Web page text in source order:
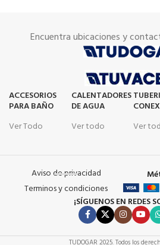
Encuentra ubicaciones y
ACCESORIOS
PARA BAÑO
Ver Todo
CALENTADORES
DE AGUA
Ver todo
Ver
Aviso de privacidad
Terminos y condiciones
¡SÍGUENOS EN REDES
TUDOGAR 2025. Todos los